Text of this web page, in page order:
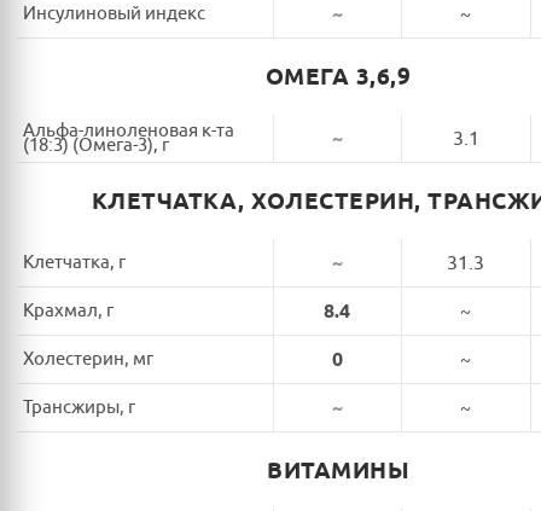
Инсулиновый индекс ~ ~
ОМЕГА 3,6,9
Альфа-линоленовая к-та
(18:3) (Омега-3), г ~ 3.1
КЛЕТЧАТКА, ХОЛЕСТЕРИН,
Клетчатка, г ~ 31.3
Крахмал, г 8.4 ~
Холестерин, мг 0 ~
Трансжиры, г ~ ~
ВИТАМИНЫ